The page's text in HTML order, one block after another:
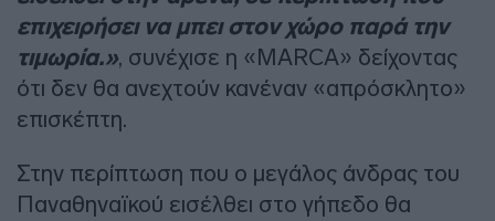
επιχειρήσει να μπει στον χώρο παρά την
τιμωρία.», συνέχισε η «MARCA» δείχοντας
ότι δεν θα ανεχτούν κανέναν «απρόσκλητο»
επισκέπτη.
Στην περίπτωση που ο μεγάλος άνδρας του
Παναθηναϊκού εισέλθει στο γήπεδο θα